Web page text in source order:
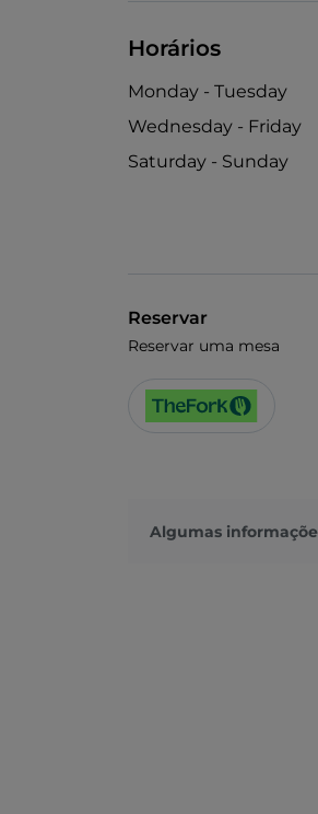
Horários
Monday - Tuesday
Wednesday - Friday
Saturday - Sunday
Reservar
Reservar uma mesa
Algumas